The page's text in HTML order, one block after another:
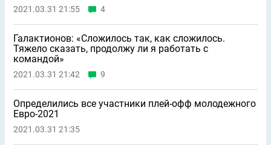
2021.03.31 21:55 4
Галактионов: «Сложилось так, как сложилось.
Тяжело сказать, продолжу ли я работать с
командой»
2021.03.31 21:42 9
Определились все участники плей-офф молодежного
Евро-2021
2021.03.31 21:35